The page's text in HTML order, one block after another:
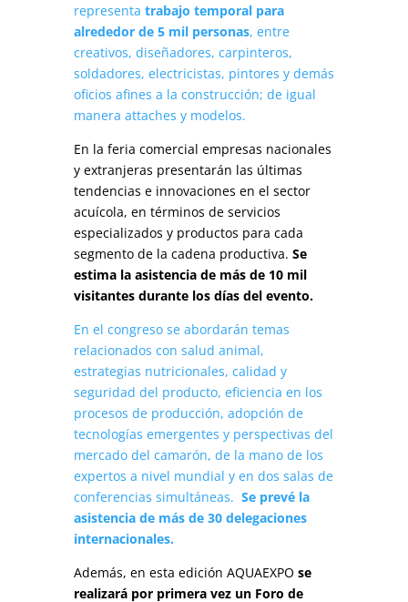
representa trabajo temporal para
alrededor de 5 mil personas, entre
creativos, diseñadores, carpinteros,
soldadores, electricistas, pintores y demás
oficios afines a la construcción; de igual
manera attaches y modelos.
En la feria comercial empresas nacionales
y extranjeras presentarán las últimas
tendencias e innovaciones en el sector
acuícola, en términos de servicios
especializados y productos para cada
segmento de la cadena productiva. Se
estima la asistencia de más de 10 mil
visitantes durante los días del evento.
En el congreso se abordarán temas
relacionados con salud animal,
estrategias nutricionales, calidad y
seguridad del producto, eficiencia en los
procesos de producción, adopción de
tecnologías emergentes y perspectivas del
mercado del camarón, de la mano de los
expertos a nivel mundial y en dos salas de
conferencias simultáneas. Se prevé la
asistencia de más de 30 delegaciones
internacionales.
Además, en esta edición AQUAEXPO se
realizará por primera vez un Foro de